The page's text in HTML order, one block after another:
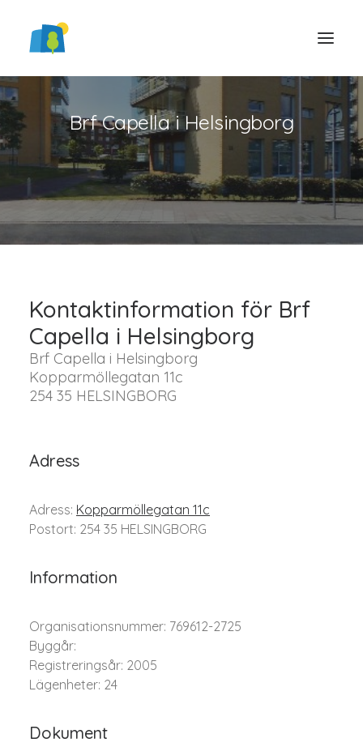
LOGGA IN
Brf Capella i Helsingborg
Kontaktinformation för Brf
Capella i Helsingborg
Brf Capella i Helsingborg
Kopparmöllegatan 11c
254 35 HELSINGBORG
Adress
Adress: Kopparmöllegatan 11c
Postort: 254 35 HELSINGBORG
Information
Organisationsnummer: 769612-2725
Byggår:
Registreringsår: 2005
Lägenheter: 24
Dokument